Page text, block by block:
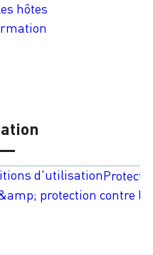
hôtes
d'utilisation
protection contre